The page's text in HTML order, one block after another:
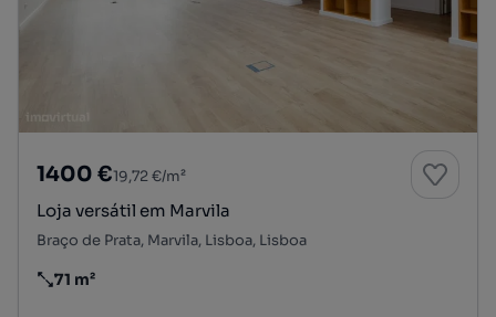
1400 €19,72 €/m²
Loja versátil em Marvila
Braço de Prata, Marvila, Lisboa, Lisboa
Preço por metro quadrado
71 m²